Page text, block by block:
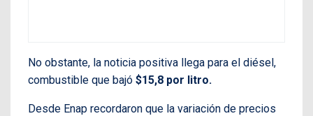
No obstante, la noticia positiva llega para el diésel,
combustible que bajó $15,8 por litro.
Desde Enap recordaron que la variación de precios